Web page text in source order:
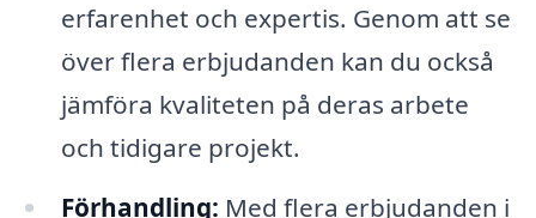
erfarenhet och expertis. Genom att se
över flera erbjudanden kan du också
jämföra kvaliteten på deras arbete
och tidigare projekt.
Förhandling: Med flera erbjudanden i